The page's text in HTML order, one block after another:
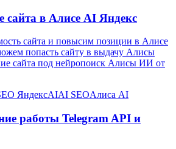
сайта в Алисе AI Яндекс
сайта и повысим позиции в Алисе
попасть сайту в выдачу Алисы
сайта под нейропоиск Алисы ИИ от
ЯндексAIAI SEOАлиса AI
работы Telegram API и